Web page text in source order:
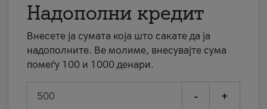
Надополни кредит
Внесете ја сумата која што сакате да ја
надополните. Ве молиме, внесувајте сума
помеѓу 100 и 1000 денари.
- +